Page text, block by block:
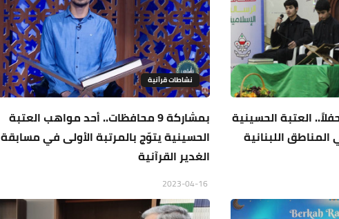
أكثر من 20 محفلاً.. العتبة الحسينية
اللبنانية
نشاطات قرآنية
بمشاركة 9 محافظات.. أحد مواهب العتبة
الحسينية يتوّج بالمرتبة الأولى في مسابقة
الغدير القرآنية